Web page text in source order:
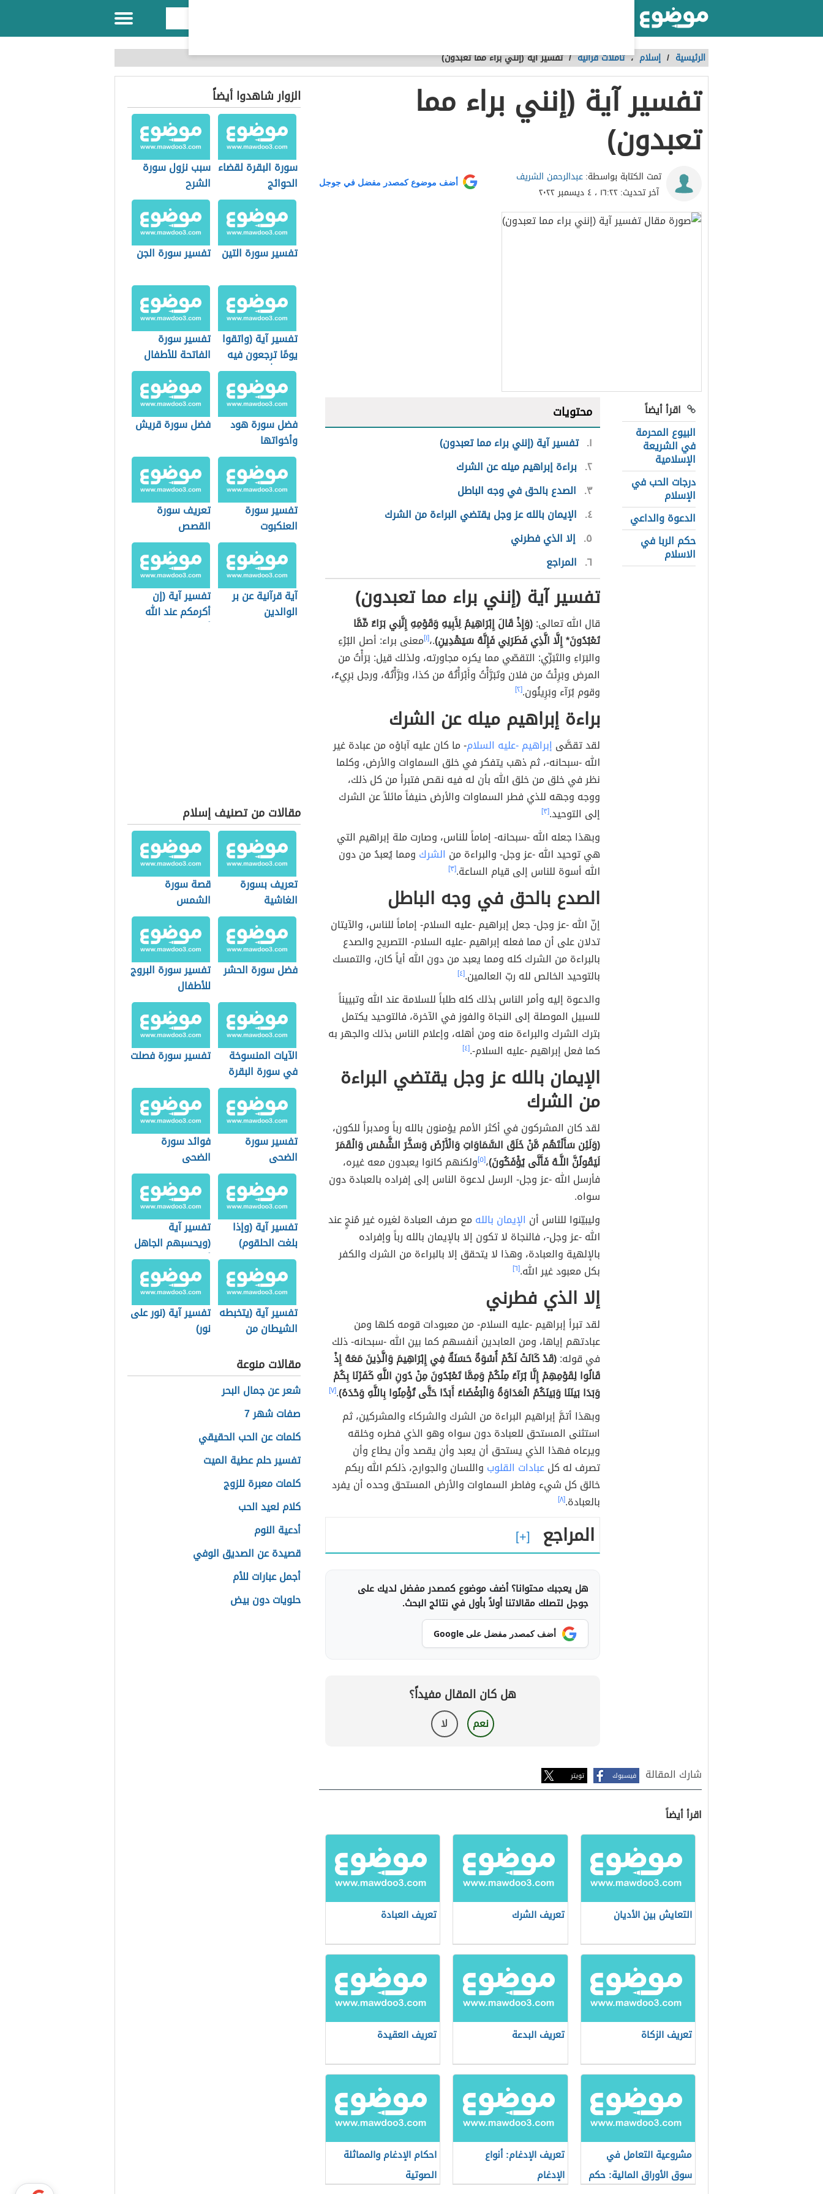
الرئيسية / إسلام ،تأملات قرآنية /تفسير آية (إنني براء مما تعبدون)
تفسير آية (إنني براء مما
تعبدون)
تمت الكتابة بواسطة:عبدالرحمن الشريف
آخر تحديث:١٦:٢٢ ، ٤ ديسمبر ٢٠٢٢
أضف موضوع كمصدر مفضل في جوجل
اقرأ أيضاً
البيوع المحرمة
في الشريعة
الإسلامية
درجات الحب في
الإسلام
الدعوة والداعي
حكم الربا في
الاسلام
محتويات
١ تفسير آية (إنني براء مما تعبدون)
٢ براءة إبراهيم ميله عن الشرك
٣ الصدع بالحق في وجه الباطل
٤ الإيمان بالله عز وجل يقتضي البراءة من الشرك
٥ إلا الذي فطرني
٦ المراجع
تفسير آية (إنني براء مما تعبدون)
قال الله تعالى:(وَإِذْ قَالَ إِبْرَاهِيمُ لِأَبِيهِ وَقَوْمِهِ إِنَّنِي بَرَاءٌ مِّمَّا
تَعْبُدُونَ* إِلَّا الَّذِي فَطَرَنِي فَإِنَّهُ سَيَهْدِينِ).،[١] معنى براء: أصل البُرْءِ
والبَرَاءِ والتَبَرِّي: التقصّي مما يكره مجاورته، ولذلك قيل: بَرَأْتُ من
المرض وبَرِئْتُ من فلان وتَبَرَّأْتُ وأَبْرَأْتُهُ من كذا، وبَرَّأْتُهُ، ورجل بَرِيءٌ،
وقوم بُرَآء وبَرِيئُون.[٢]
براءة إبراهيم ميله عن الشرك
لقد تقصَّى إبراهيم -عليه السلام- ما كان عليه آباؤه من عبادة غير
الله -سبحانه-، ثم ذهب يتفكر في خلق السماوات والأرض، وكلما
نظر في خلق من خلق الله بأن له فيه نقص فتبرأ من كل ذلك،
ووجه وجهه للذي فطر السماوات والأرض حنيفاً مائلاً عن الشرك
إلى التوحيد.[٣]
وبهذا جعله الله -سبحانه- إماماً للناس، وصارت ملة إبراهيم التي
هي توحيد الله -عز وجل- والبراءة من الشرك ومما يُعبدُ من دون
الله أسوة للناس إلى قيام الساعة.[٣]
الصدع بالحق في وجه الباطل
إنّ الله -عز وجل- جعل إبراهيم -عليه السلام- إماماً للناس، والآيتان
تدلان على أن مما فعله إبراهيم -عليه السلام- التصريح والصدع
بالبراءة من الشرك كله ومما يعبد من دون الله أياً كان، والتمسك
بالتوحيد الخالص لله ربّ العالمين.[٤]
والدعوة إليه وأمر الناس بذلك كله طلباً للسلامة عند الله وتبييناً
للسبيل الموصلة إلى النجاة والفوز في الآخرة، فالتوحيد يكتمل
بترك الشرك والبراءة منه ومن أهله، وإعلام الناس بذلك والجهر به
كما فعل إبراهيم -عليه السلام-.[٤]
الإيمان بالله عز وجل يقتضي البراءة
من الشرك
لقد كان المشركون في أكثر الأمم يؤمنون بالله رباً ومدبراً للكون،
(وَلَئِن سَأَلْتَهُم مَّنْ خَلَقَ السَّمَاوَاتِ وَالْأَرْضَ وَسَخَّرَ الشَّمْسَ وَالْقَمَرَ
لَيَقُولُنَّ اللَّـهُ فَأَنَّى يُؤْفَكُونَ)،[٥] ولكنهم كانوا يعبدون معه غيره،
فأرسل الله -عز وجل- الرسل لدعوة الناس إلى إفراده بالعبادة دون
سواه.
وليبيّنوا للناس أن الإيمان بالله مع صرف العبادة لغيره غير مُنجٍ عند
الله -عز وجل-، فالنجاة لا تكون إلا بالإيمان بالله رباً وإفراده
بالإلهية والعبادة، وهذا لا يتحقق إلا بالبراءة من الشرك والكفر
بكل معبود غير الله.[٦]
إلا الذي فطرني
لقد تبرأ إبراهيم -عليه السلام- من معبودات قومه كلها ومن
عبادتهم إياها، ومن العابدين أنفسهم كما بين الله -سبحانه- ذلك
في قوله:(قَدْ كَانَتْ لَكُمْ أُسْوَةٌ حَسَنَةٌ فِي إِبْرَاهِيمَ وَالَّذِينَ مَعَهُ إِذْ
قَالُوا لِقَوْمِهِمْ إِنَّا بُرَآءُ مِنْكُمْ وَمِمَّا تَعْبُدُونَ مِنْ دُونِ اللَّهِ كَفَرْنَا بِكُمْ
وَبَدَا بَينَنَا وَبَينَكُمُ الْعَدَاوَةُ وَالْبَغْضَاءُ أَبَدًا حَتَّى تُؤْمِنُوا بِاللَّهِ وَحْدَهُ).[٧]
وبهذا أتمَّ إبراهيم البراءة من الشرك والشركاء والمشركين، ثم
استثنى المستحق للعبادة دون سواه وهو الذي فطره وخلقه
ويرعاه فهذا الذي يستحق أن يعبد وأن يقصد وأن يطاع وأن
تصرف له كلعبادات القلوب واللسان والجوارح، ذلكم الله ربكم
خالق كل شيء وفاطر السماوات والأرض المستحق وحده أن يفرد
بالعبادة.[٨]
المراجع
هل يعجبك محتوانا؟ أضف موضوع كمصدر مفضل لديك على
جوجل لتصلك مقالاتنا أولاً بأول في نتائج البحث.
أضف كمصدر مفضل على Google
هل كان المقال مفيداً؟
نعم لا
شارك المقالة فيسبوك تويتر
اقرأ أيضاً
التعايش بين الأديان تعريف الشرك تعريف العبادة
تعريف الزكاة تعريف البدعة تعريف العقيدة
مشروعية التعامل في
سوق الأوراق المالية: حكم
تعريف الإدغام: أنواع
الإدغام
احكام الإدغام والمماثلة
الصوتية
الزوار شاهدوا أيضاً
سورة البقرة لقضاء
الحوائج
سبب نزول سورة
الشرح
تفسير سورة التين تفسير سورة الجن
تفسير آية (واتقوا
يومًا ترجعون فيه
إلى الله)
تفسير سورة
الفاتحة للأطفال
فضل سورة هود
وأخواتها
فضل سورة قريش
تفسير سورة
العنكبوت
تعريف سورة
القصص
آية قرآنية عن بر
الوالدين
تفسير آية (إن
أكرمكم عند الله
أتقاكم)
مقالات من تصنيف إسلام
تعريف بسورة
الغاشية
قصة سورة
الشمس
فضل سورة الحشر
تفسير سورة البروج
للأطفال
الآيات المنسوخة
في سورة البقرة
تفسير سورة فصلت
تفسير سورة
الضحى
فوائد سورة
الضحى
تفسير آية (وإذا
بلغت الحلقوم)
تفسير آية
(ويحسبهم الجاهل
أغنياء من التعفف)
تفسير آية (يتخبطه
الشيطان من
تفسير آية (نور على
نور)
مقالات منوعة
شعر عن جمال البحر
صفات شهر 7
كلمات عن الحب الحقيقي
تفسير حلم عطية الميت
كلمات معبرة للزوج
كلام لعيد الحب
أدعية النوم
قصيدة عن الصديق الوفي
أجمل عبارات للأم
حلويات دون بيض